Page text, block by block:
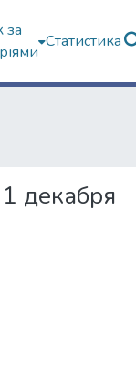
за
Статистика
декабря